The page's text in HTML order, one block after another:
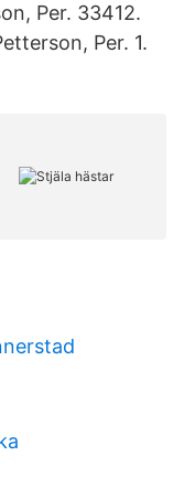
Per. 33412.
Per. 1.